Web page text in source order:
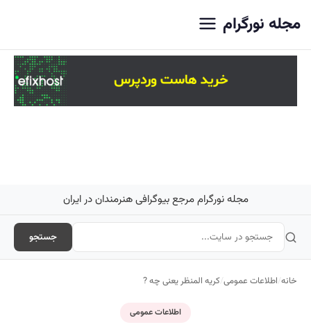
مجله نورگرام
مجله نورگرام مرجع بیوگرافی هنرمندان در ایران
جستجو
خانه/اطلاعات عمومی/کریه المنظر یعنی چه ?
اطلاعات عمومی